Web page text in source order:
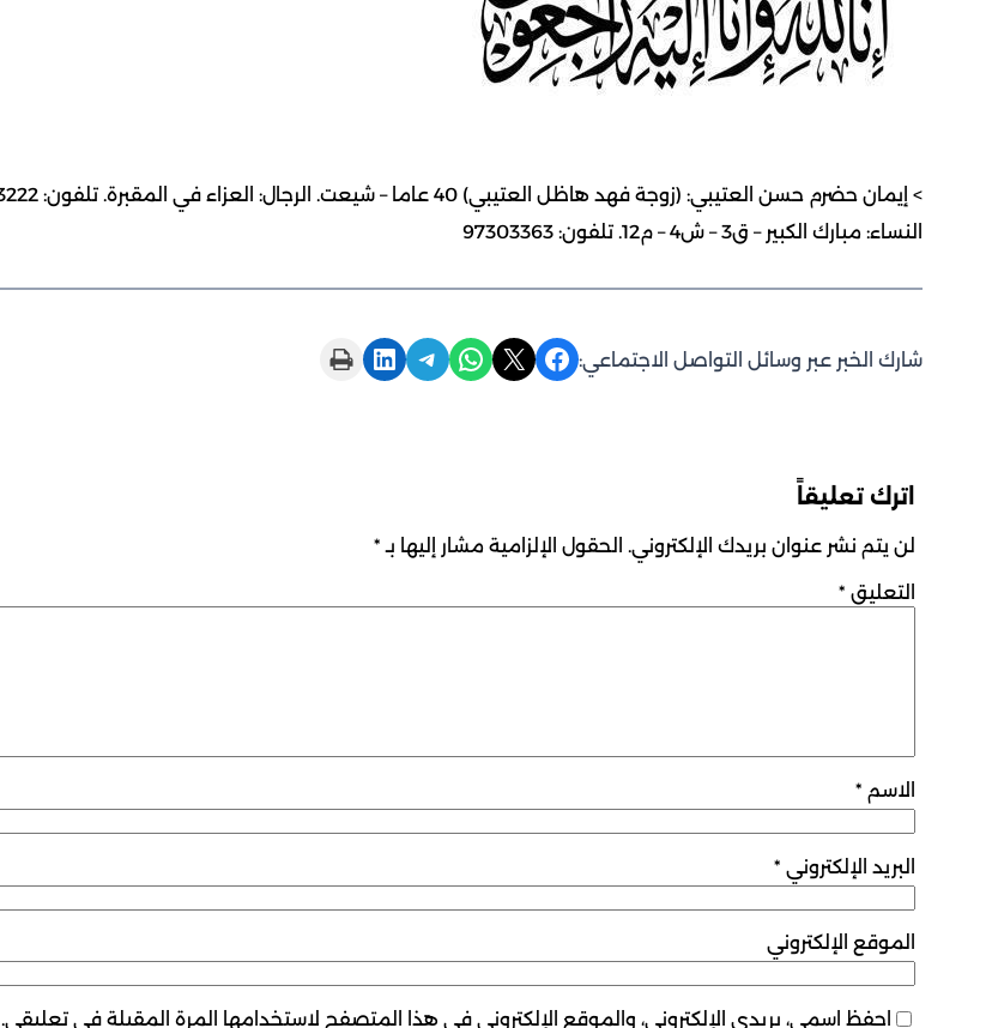
النساء: مبارك الكبير – ق3 – ش4 – م12. تلفون: 97303363
شارك الخبر عبر وسائل التواصل الاجتماعي: Share on Facebook
Share on X
Share on WhatsApp
Share on Telegram
Share on LinkedIn
Print this Page
اترك تعليقاً
لن يتم نشر عنوان بريدك الإلكتروني. الحقول الإلزامية مشار إليها بـ *
التعليق *
الاسم *
البريد الإلكتروني *
الموقع الإلكتروني
احفظ اسمي، بريدي الإلكتروني، والموقع الإلكتروني في هذا المتصفح لاستخدامها المرة المقبلة في تعليقي.